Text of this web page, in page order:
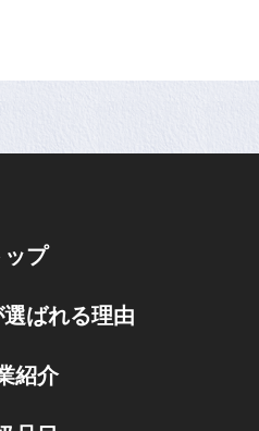
ップ
ばれる理由
紹介